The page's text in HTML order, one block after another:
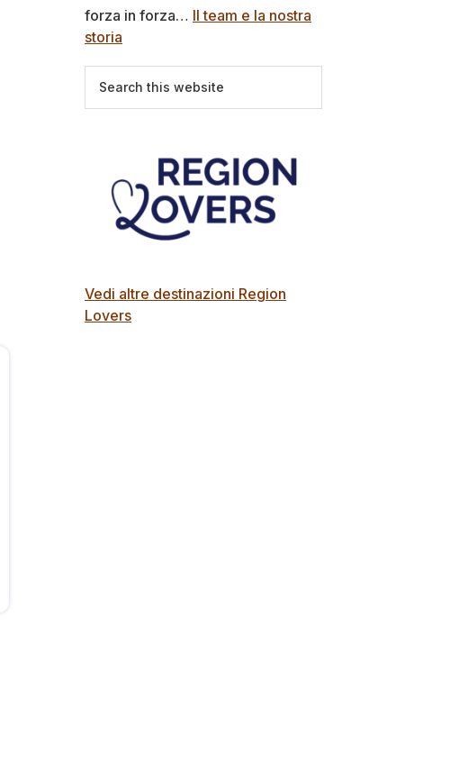
forza in forza… Il team e la nostra
storia
this
Vedi altre destinazioni Region
Lovers